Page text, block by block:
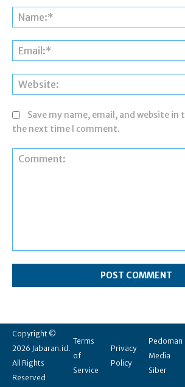
Save my name, email, and website in
the next time I comment.
Copyright ©
2026 Jabaran.id.
All Rights
Reserved
Terms
of
Service
Privacy
Policy
Pedoman
Media
Siber